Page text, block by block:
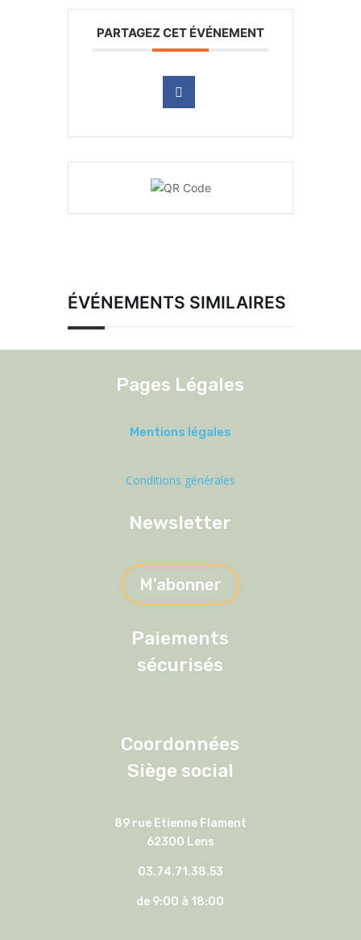
PARTAGEZ CET ÉVÉNEMENT
ÉVÉNEMENTS SIMILAIRES
Pages Légales
Mentions légales
Conditions générales
Newsletter
M'abonner
Paiements
sécurisés
Coordonnées
Siège social
89 rue Etienne Flament
62300 Lens
03.74.71.38.53
de 9:00 à 18:00